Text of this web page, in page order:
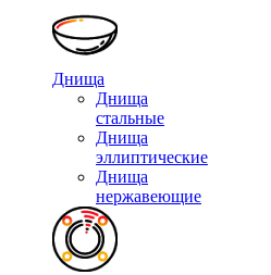
Днища
Днища
стальные
Днища
эллиптические
Днища
нержавеющие